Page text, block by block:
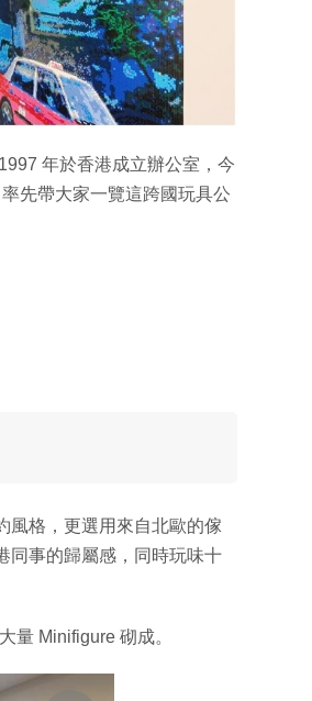
年於香港成立辦公室，今
先帶大家一覽這跨國玩具公
風格，更選用來自北歐的傢
同事的歸屬感，同時玩味十
量 Minifigure 砌成。